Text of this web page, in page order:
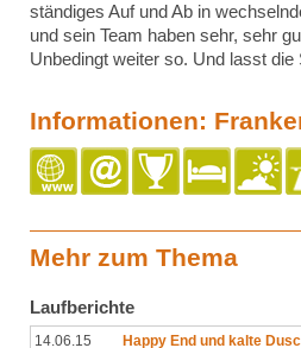
ständiges Auf und Ab in
und sein Team haben sehr, sehr
Unbedingt weiter so. Und lasst
Informationen:
Mehr zum Thema
Laufberichte
14.06.15 Happy End und kalte